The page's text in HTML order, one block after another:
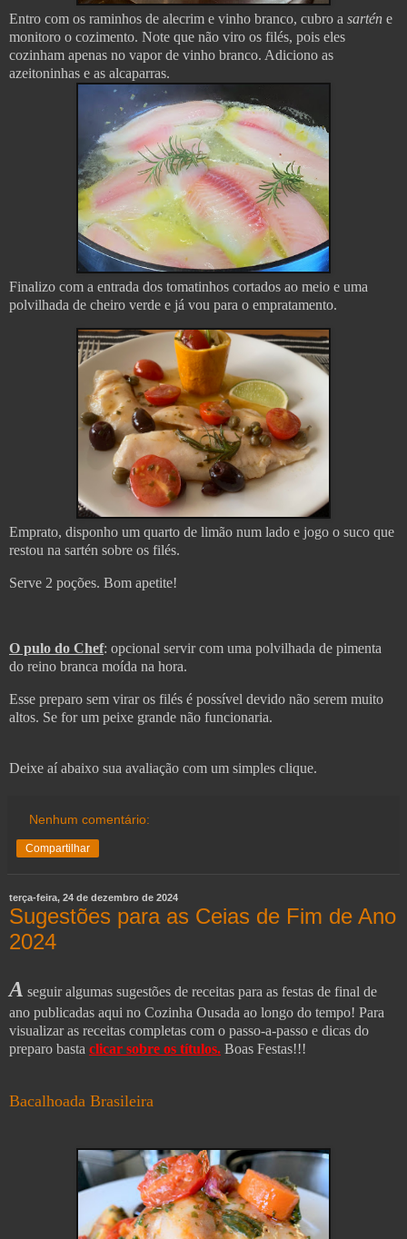
Entro com os raminhos de alecrim e vinho branco, cubro a sartén e
monitoro o cozimento. Note que não viro os filés, pois eles
cozinham apenas no vapor de vinho branco. Adiciono as
azeitoninhas e as alcaparras.
Finalizo com a entrada dos tomatinhos cortados ao meio e uma
polvilhada de cheiro verde e já vou para o empratamento.
Emprato, disponho um quarto de limão num lado e jogo o suco que
restou na sartén sobre os filés.
Serve 2 poções. Bom apetite!
O pulo do Chef: opcional servir com uma polvilhada de pimenta
do reino branca moída na hora.
Esse preparo sem virar os filés é possível devido não serem muito
altos. Se for um peixe grande não funcionaria.
Deixe aí abaixo sua avaliação com um simples clique.
Nenhum comentário:
Compartilhar
terça-feira, 24 de dezembro de 2024
Sugestões para as Ceias de Fim de Ano
2024
A seguir algumas sugestões de receitas para as festas de final de
ano publicadas aqui no Cozinha Ousada ao longo do tempo! Para
visualizar as receitas completas com o passo-a-passo e dicas do
preparo basta clicar sobre os títulos. Boas Festas!!!
Bacalhoada Brasileira